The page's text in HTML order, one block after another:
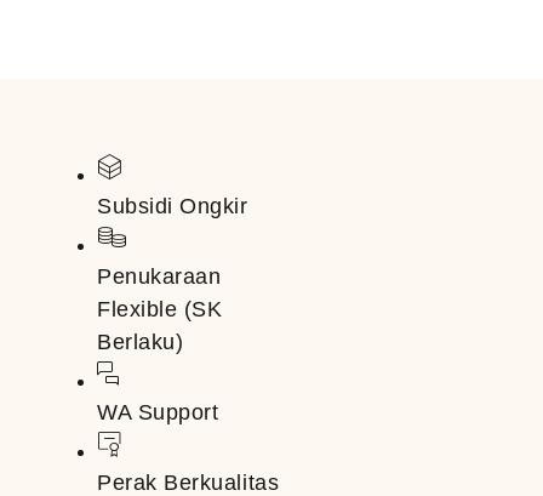
Subsidi Ongkir
Penukaraan
Flexible (SK
Berlaku)
WA Support
Perak Berkualitas